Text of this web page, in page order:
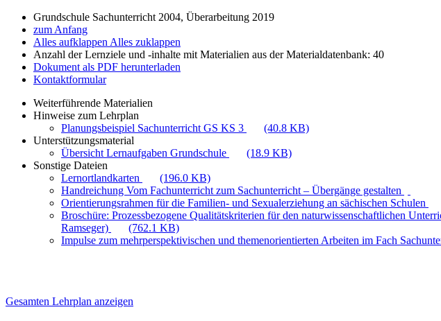
Grundschule Sachunterricht 2004, Überarbeitung 2019
zum Anfang
Alles aufklappen Alles zuklappen
Anzahl der Lernziele und -inhalte mit Materialien aus der Materialdatenbank: 40
Dokument als PDF herunterladen
Kontaktformular
Weiterführende Materialien
Hinweise zum Lehrplan
Planungsbeispiel Sachunterricht GS KS 3
(40.8 KB)
Unterstützungsmaterial
Übersicht Lernaufgaben Grundschule
(18.9 KB)
Sonstige Dateien
Lernortlandkarten
(196.0 KB)
Handreichung Vom Fachunterricht zum Sachunterricht – Übergänge gestalten
Orientierungsrahmen für die Familien- und Sexualerziehung an sächischen Schulen
Broschüre: Prozessbezogene Qualitätskriterien für den naturwissenschaftlichen
Ramseger)
(762.1 KB)
Impulse zum mehrperspektivischen und themenorientierten Arbeiten im Fach
Gesamten Lehrplan anzeigen